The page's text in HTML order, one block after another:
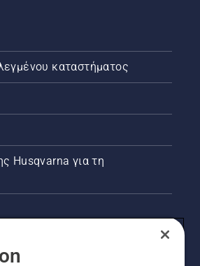
καταστήματος
Husqvarna για τη